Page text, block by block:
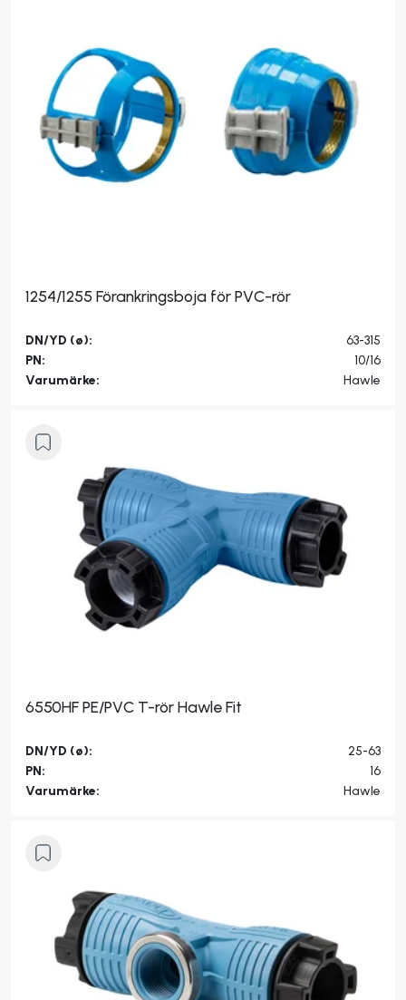
1254/1255 Förankringsboja för PVC-rör
DN/YD (ø):
63-315
PN:
10/16
Varumärke:
Hawle
6550HF PE/PVC T-rör Hawle Fit
DN/YD (ø):
25-63
PN:
16
Varumärke:
Hawle